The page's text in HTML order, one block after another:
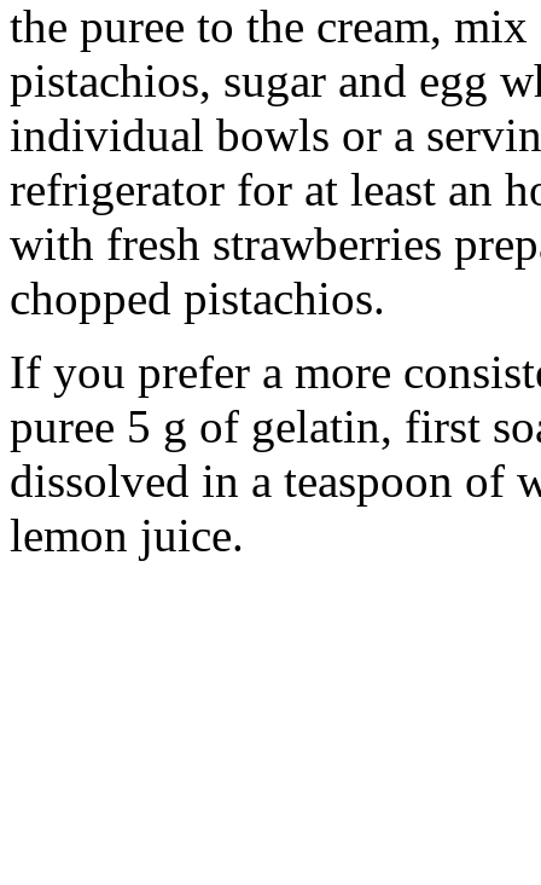
the puree to the cream,
pistachios, sugar and egg
individual bowls or a
refrigerator for at least an
with fresh strawberries
chopped pistachios.
If you prefer a more
puree 5 g of gelatin, first
dissolved in a teaspoon of
lemon juice.